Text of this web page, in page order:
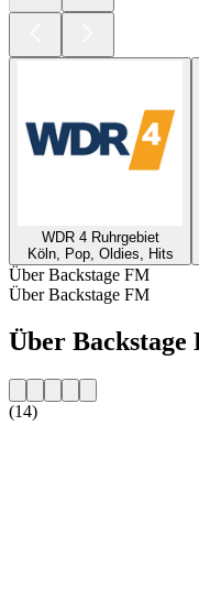
WDR 4 Ruhrgebiet
Köln, Pop, Oldies, Hits
Über Backstage FM
Über Backstage FM
Über Backstage
(14)